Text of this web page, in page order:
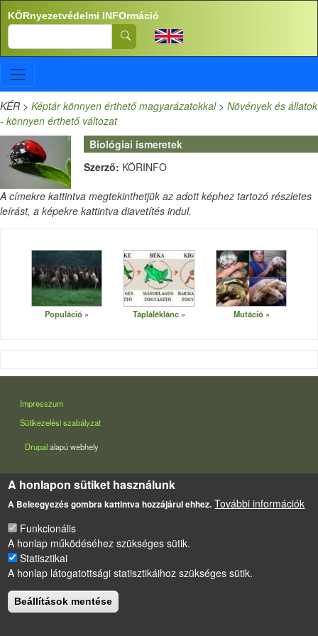
Ugrás a tartalomra
KÖRnyezetvédelmi INFOrmáció
Search
KÉR > Képtár könnyen érthető magyarázatokkal> Növények és állatok
- könnyen érthető változat
Biológiai ismeretek
Szerző: KÖRINFO
A címekre kattintva megtekinthetjük az adott képhez tartozó részletes
leírást, a képekre kattintva diavetítés indul.
Populáció Tápláléklánc Mutáció
LÁBLÉC
Impresszum
Sütikezelési szabályzat
Drupalalapú webhely
A honlapon sütiket használunk
A Beleegyezés gombra kattintva hozzájárul ehhez. További információk
Funkcionális
A honlap működéséhez szükséges sütik.
Statisztikai
A honlap látogatottsági statisztikáihoz szükséges sütik.
Beállítások mentése